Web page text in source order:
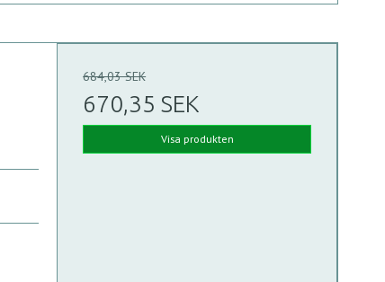
684,03 SEK
670,35 SEK
Visa produkten